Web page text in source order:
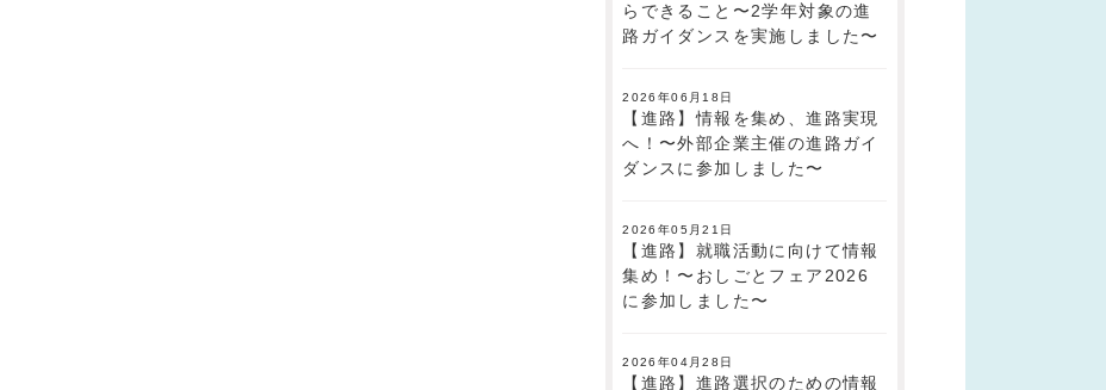
らできること〜2学年対象の進
路ガイダンスを実施しました〜
2026年06月18日
【進路】情報を集め、進路実現
へ！〜外部企業主催の進路ガイ
ダンスに参加しました〜
2026年05月21日
【進路】就職活動に向けて情報
集め！〜おしごとフェア2026
に参加しました〜
2026年04月28日
【進路】進路選択のための情報